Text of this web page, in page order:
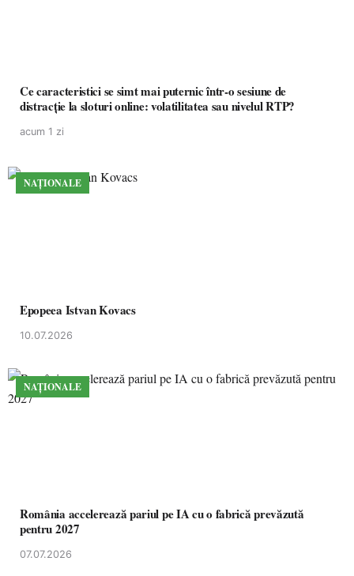
Ce caracteristici se simt mai puternic într-o sesiune de
distracție la sloturi online: volatilitatea sau nivelul RTP?
acum 1 zi
NAȚIONALE
Epopeea Istvan Kovacs
10.07.2026
NAȚIONALE
România accelerează pariul pe IA cu o fabrică prevăzută
pentru 2027
07.07.2026